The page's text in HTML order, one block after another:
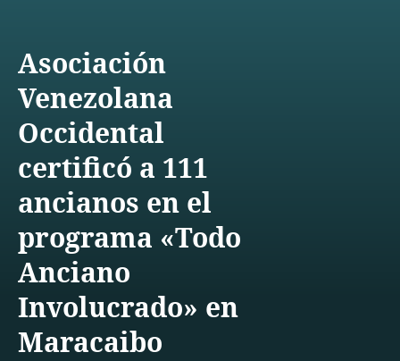
Asociación
Venezolana
Occidental
certificó a 111
ancianos en el
programa «Todo
Anciano
Involucrado» en
Maracaibo